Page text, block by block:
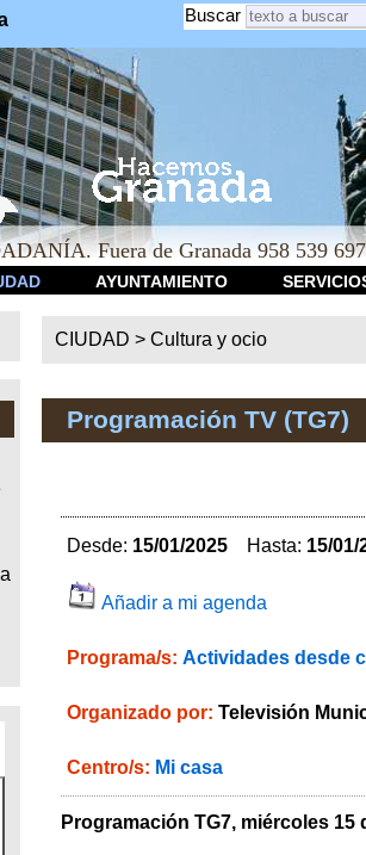
Buscar
Fuera de Granada 958 539 697
AYUNTAMIENTO
CIUDAD >Cultura y ocio
Programación TV (TG7)
Desde: 15/01/2025 Hasta: 15/01/
Añadir a mi agenda
Programa/s: Actividades desde
Organizado por: Televisión
Centro/s: Mi casa
Programación TG7, miércoles 15